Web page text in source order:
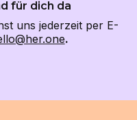
für dich da
uns jederzeit per E-
.